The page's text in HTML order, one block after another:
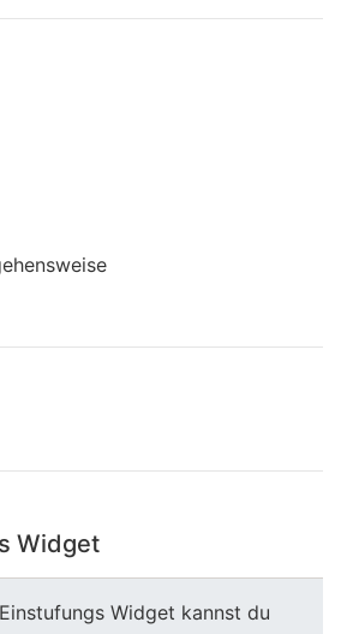
Widget
Widget kannst du